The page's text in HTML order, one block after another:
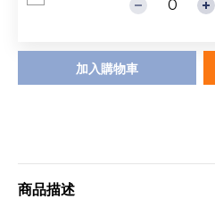
加入購物車
商品描述